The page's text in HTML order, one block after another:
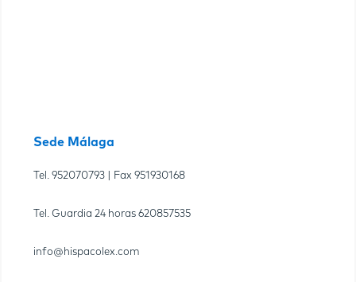
Sede Málaga
Tel. 952070793 | Fax 951930168
Tel. Guardia 24 horas 620857535
info@hispacolex.com